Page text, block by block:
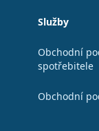
Služby
Obchodní
spotřebitele
Obchodní